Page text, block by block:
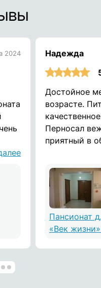
2024
Надежда
Достойное
возрасте.
Перносал
приятный в
опрятные.
Пансионат
«Век